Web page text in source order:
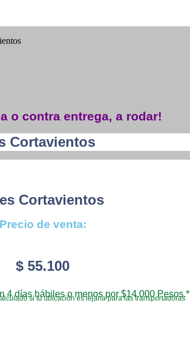
o contra entrega, a rodar!
Cortavientos
Cortavientos
Precio de venta:
$ 55.100
4 días hábiles o menos por $14.000 Pesos.*
si tu ubicación es lejana para las transportadoras